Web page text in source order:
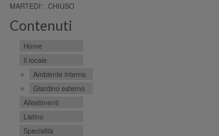
MARTEDI': CHIUSO
Contenuti
Home
Il locale
Ambiente interno
Giardino esterno
Allestimenti
Listino
Specialità